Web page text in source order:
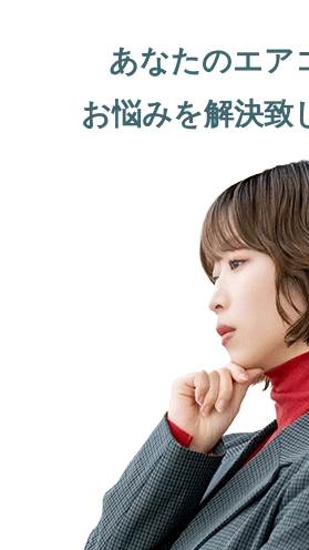
あなたのエア
お悩みを解決致